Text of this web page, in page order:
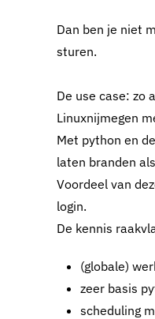
Dan ben je niet
sturen.
De use case: zo
Linuxnijmegen
Met python en
laten branden
Voordeel van
login.
De kennis
(globale)
zeer basis
scheduling